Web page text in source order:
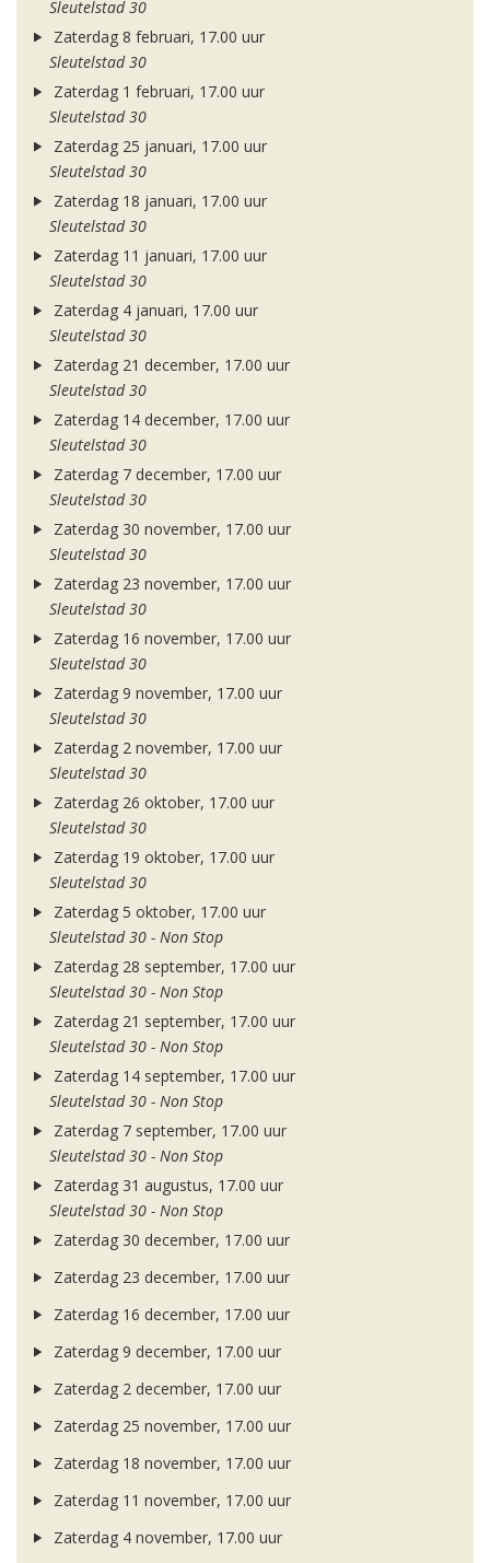
Sleutelstad 30
Zaterdag 8 februari, 17.00 uur
Sleutelstad 30
Zaterdag 1 februari, 17.00 uur
Sleutelstad 30
Zaterdag 25 januari, 17.00 uur
Sleutelstad 30
Zaterdag 18 januari, 17.00 uur
Sleutelstad 30
Zaterdag 11 januari, 17.00 uur
Sleutelstad 30
Zaterdag 4 januari, 17.00 uur
Sleutelstad 30
Zaterdag 21 december, 17.00 uur
Sleutelstad 30
Zaterdag 14 december, 17.00 uur
Sleutelstad 30
Zaterdag 7 december, 17.00 uur
Sleutelstad 30
Zaterdag 30 november, 17.00 uur
Sleutelstad 30
Zaterdag 23 november, 17.00 uur
Sleutelstad 30
Zaterdag 16 november, 17.00 uur
Sleutelstad 30
Zaterdag 9 november, 17.00 uur
Sleutelstad 30
Zaterdag 2 november, 17.00 uur
Sleutelstad 30
Zaterdag 26 oktober, 17.00 uur
Sleutelstad 30
Zaterdag 19 oktober, 17.00 uur
Sleutelstad 30
Zaterdag 5 oktober, 17.00 uur
Sleutelstad 30 - Non Stop
Zaterdag 28 september, 17.00 uur
Sleutelstad 30 - Non Stop
Zaterdag 21 september, 17.00 uur
Sleutelstad 30 - Non Stop
Zaterdag 14 september, 17.00 uur
Sleutelstad 30 - Non Stop
Zaterdag 7 september, 17.00 uur
Sleutelstad 30 - Non Stop
Zaterdag 31 augustus, 17.00 uur
Sleutelstad 30 - Non Stop
Zaterdag 30 december, 17.00 uur
Zaterdag 23 december, 17.00 uur
Zaterdag 16 december, 17.00 uur
Zaterdag 9 december, 17.00 uur
Zaterdag 2 december, 17.00 uur
Zaterdag 25 november, 17.00 uur
Zaterdag 18 november, 17.00 uur
Zaterdag 11 november, 17.00 uur
Zaterdag 4 november, 17.00 uur